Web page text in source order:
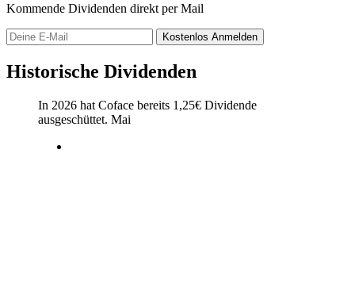
Kommende Dividenden direkt per Mail
Kostenlos Anmelden
Historische Dividenden
In 2026 hat Coface bereits 1,25€ Dividende
ausgeschüttet. Mai